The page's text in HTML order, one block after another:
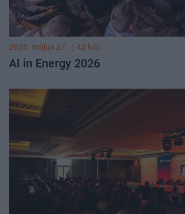
2026. május 27. | 42 kép
AI in Energy 2026